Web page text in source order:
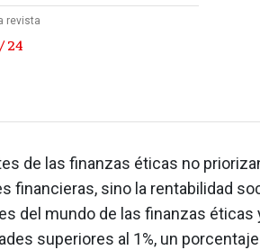
revista
24
de las finanzas éticas no
financieras, sino la rentabilidad
del mundo de las finanzas
superiores al 1%, un